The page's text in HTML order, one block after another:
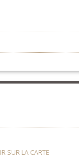
SUR LA CARTE